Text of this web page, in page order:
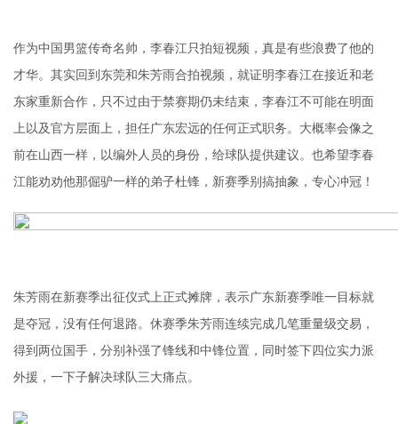
作为中国男篮传奇名帅，李春江只拍短视频，真是有些浪费了他的
才华。其实回到东莞和朱芳雨合拍视频，就证明李春江在接近和老
东家重新合作，只不过由于禁赛期仍未结束，李春江不可能在明面
上以及官方层面上，担任广东宏远的任何正式职务。大概率会像之
前在山西一样，以编外人员的身份，给球队提供建议。也希望李春
江能劝劝他那倔驴一样的弟子杜锋，新赛季别搞抽象，专心冲冠！
朱芳雨在新赛季出征仪式上正式摊牌，表示广东新赛季唯一目标就
是夺冠，没有任何退路。休赛季朱芳雨连续完成几笔重量级交易，
得到两位国手，分别补强了锋线和中锋位置，同时签下四位实力派
外援，一下子解决球队三大痛点。